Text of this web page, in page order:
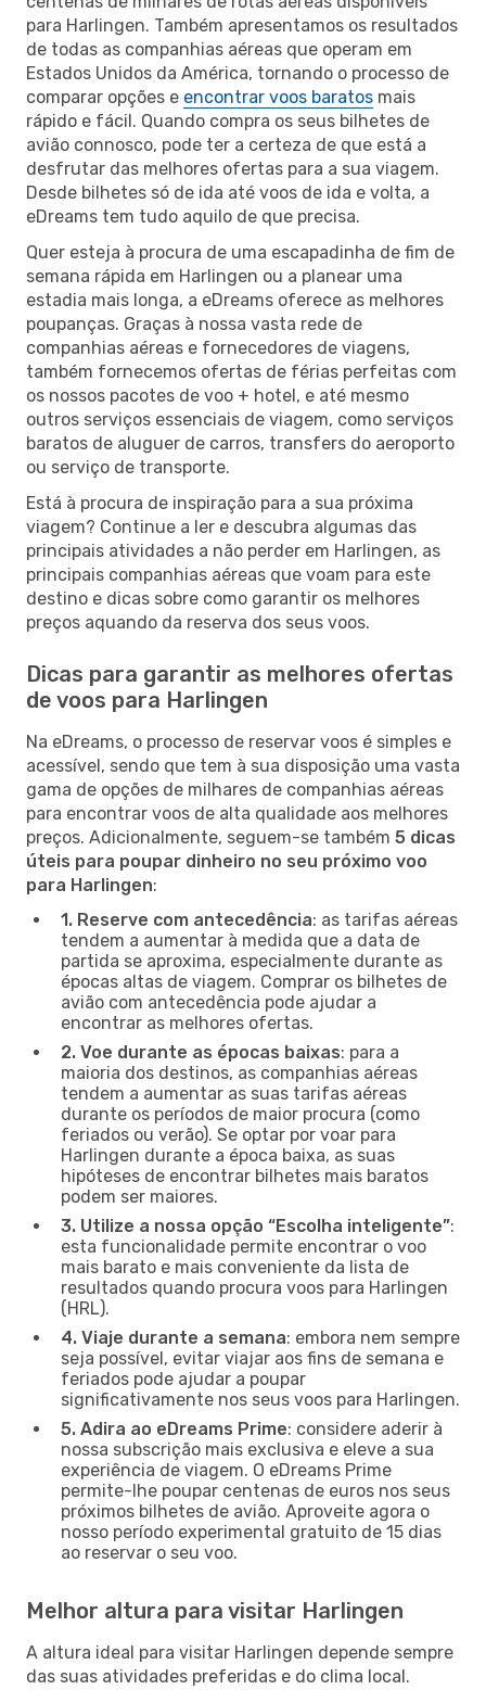
para Harlingen. Também apresentamos os resultados
de todas as companhias aéreas que operam em
Estados Unidos da América, tornando o processo de
comparar opções e encontrar voos baratos mais
rápido e fácil. Quando compra os seus bilhetes de
avião connosco, pode ter a certeza de que está a
desfrutar das melhores ofertas para a sua viagem.
Desde bilhetes só de ida até voos de ida e volta, a
eDreams tem tudo aquilo de que precisa.
Quer esteja à procura de uma escapadinha de fim de
semana rápida em Harlingen ou a planear uma
estadia mais longa, a eDreams oferece as melhores
poupanças. Graças à nossa vasta rede de
companhias aéreas e fornecedores de viagens,
também fornecemos ofertas de férias perfeitas com
os nossos pacotes de voo + hotel, e até mesmo
outros serviços essenciais de viagem, como serviços
baratos de aluguer de carros, transfers do aeroporto
ou serviço de transporte.
Está à procura de inspiração para a sua próxima
viagem? Continue a ler e descubra algumas das
principais atividades a não perder em Harlingen, as
principais companhias aéreas que voam para este
destino e dicas sobre como garantir os melhores
preços aquando da reserva dos seus voos.
Dicas para garantir as melhores ofertas
de voos para Harlingen
Na eDreams, o processo de reservar voos é simples e
acessível, sendo que tem à sua disposição uma vasta
gama de opções de milhares de companhias aéreas
para encontrar voos de alta qualidade aos melhores
preços. Adicionalmente, seguem-se também 5 dicas
úteis para poupar dinheiro no seu próximo voo
para Harlingen:
1. Reserve com antecedência: as tarifas aéreas
tendem a aumentar à medida que a data de
partida se aproxima, especialmente durante as
épocas altas de viagem. Comprar os bilhetes de
avião com antecedência pode ajudar a
encontrar as melhores ofertas.
2. Voe durante as épocas baixas: para a
maioria dos destinos, as companhias aéreas
tendem a aumentar as suas tarifas aéreas
durante os períodos de maior procura (como
feriados ou verão). Se optar por voar para
Harlingen durante a época baixa, as suas
hipóteses de encontrar bilhetes mais baratos
podem ser maiores.
3. Utilize a nossa opção “Escolha inteligente”:
esta funcionalidade permite encontrar o voo
mais barato e mais conveniente da lista de
resultados quando procura voos para Harlingen
(HRL).
4. Viaje durante a semana: embora nem sempre
seja possível, evitar viajar aos fins de semana e
feriados pode ajudar a poupar
significativamente nos seus voos para Harlingen.
5. Adira ao eDreams Prime: considere aderir à
nossa subscrição mais exclusiva e eleve a sua
experiência de viagem. O eDreams Prime
permite-lhe poupar centenas de euros nos seus
próximos bilhetes de avião. Aproveite agora o
nosso período experimental gratuito de 15 dias
ao reservar o seu voo.
Melhor altura para visitar Harlingen
A altura ideal para visitar Harlingen depende sempre
das suas atividades preferidas e do clima local.